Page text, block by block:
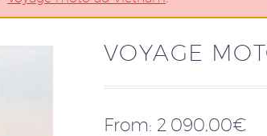
VOYAGE
From: 2 090,00€